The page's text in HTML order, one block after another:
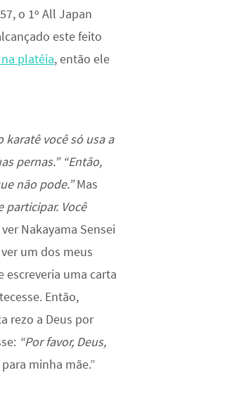
o 1º All Japan
este feito
platéia, então ele
karatê você só usa a
pernas.” “Então,
não pode.”Mas
participar. Você
Nakayama Sensei
um dos meus
escreveria uma carta
Então,
rezo a Deus por
“Por favor, Deus,
minha mãe.”